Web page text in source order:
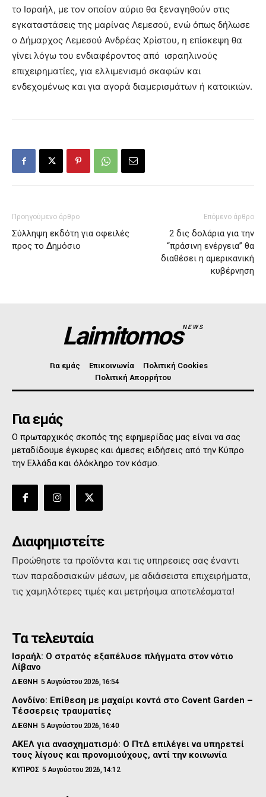
το Ισραήλ, με τον οποίον αύριο θα ξεναγηθούν στις
εγκαταστάσεις της μαρίνας Λεμεσού, ενώ όπως δήλωσε
ο Δήμαρχος Λεμεσού Ανδρέας Χρίστου, η επίσκεψη θα
γίνει λόγω του ενδιαφέροντος από ισραηλινούς
επιχειρηματίες, για ελλιμενισμό σκαφών και
ενδεχομένως και για αγορά διαμερισμάτων ή κατοικιών.
Προηγούμενο άρθρο
Σύλληψη εκδότη για οφειλές
προς το Δημόσιο
Επόμενο άρθρο
2 δις δολάρια για την
“πράσινη ενέργεια” θα
διαθέσει η αμερικανική
κυβέρνηση
LaimitomosNEWS
Για εμάς Επικοινωνία
Πολιτική Cookies
Πολιτική Απορρήτου
Για εμάς
Ο πρωταρχικός σκοπός της εφημερίδας μας είναι να σας
μεταδίδουμε έγκυρες και άμεσες ειδήσεις από την Κύπρο
την Ελλάδα και όλόκληρο τον κόσμο.
Διαφημιστείτε
Προώθηστε τα προϊόντα και τις υπηρεσιες σας έναντι
των παραδοσιακών μέσων, με αδιάσειστα επιχειρήματα,
τις χαμηλότερες τιμές και μετρήσιμα αποτελέσματα!
Τα τελευταία
Ισραήλ: Ο στρατός εξαπέλυσε πλήγματα στον νότιο
Λίβανο
ΔΙΕΘΝΗ 5 Αυγούστου 2026, 16:54
Λονδίνο: Επίθεση με μαχαίρι κοντά στο Covent Garden –
Τέσσερεις τραυματίες
ΔΙΕΘΝΗ 5 Αυγούστου 2026, 16:40
ΑΚΕΛ για ανασχηματισμό: Ο ΠτΔ επιλέγει να υπηρετεί
τους λίγους και προνομιούχους, αντί την κοινωνία
ΚΥΠΡΟΣ 5 Αυγούστου 2026, 14:12